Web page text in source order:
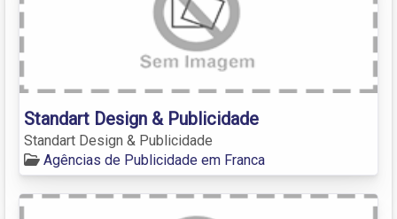
Standart Design & Publicidade
Standart Design & Publicidade
Agências de Publicidade em Franca